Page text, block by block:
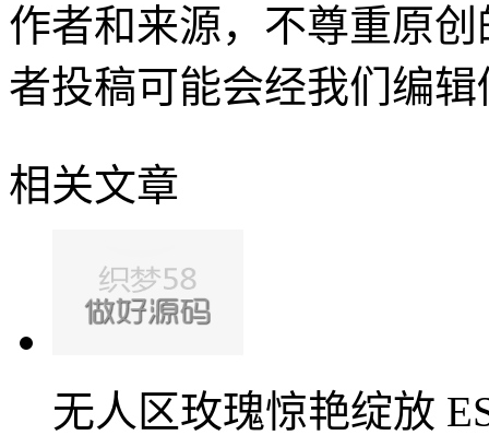
作者和来源，不尊重原
者投稿可能会经我们编
相关文章
无人区玫瑰惊艳绽放